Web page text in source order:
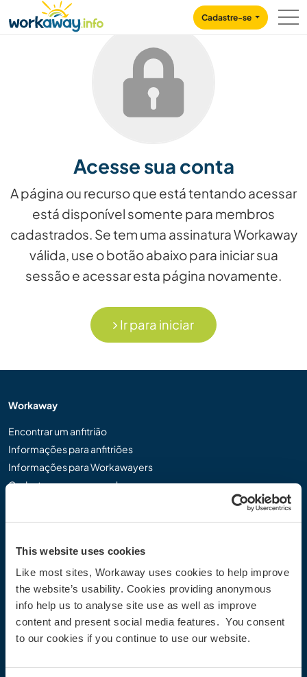
This website uses cookies
Like most sites, Workaway uses cookies to help improve
the website’s usability. Cookies providing anonymous
info help us to analyse site use as well as improve
content and present social media features. You consent
to our cookies if you continue to use our website.
CONTENT
MAIN NAVIGATION
Cadastre-se
Acesse sua conta
A página ou recurso que está tentando acessar
está disponível somente para membros
cadastrados. Se tem uma assinatura Workaway
válida, use o botão abaixo para iniciar sua
sessão e acessar esta página novamente.
Ir para iniciar
Workaway
Encontrar um anfitrião
Informações para anfitriões
Informações para Workawayers
Cadastrar-se como workawayer
Dar uma experiência Workaway de presente
Comunidade
Workaway Blog
Galeria de Fotos Workaway
Workaway.tv